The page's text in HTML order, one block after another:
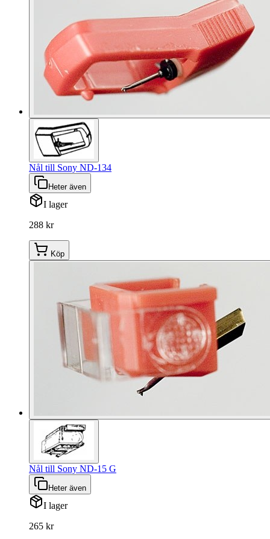
Nål till Sony ND-134
Heter även
I lager
288 kr
Köp
Nål till Sony ND-15 G
Heter även
I lager
265 kr